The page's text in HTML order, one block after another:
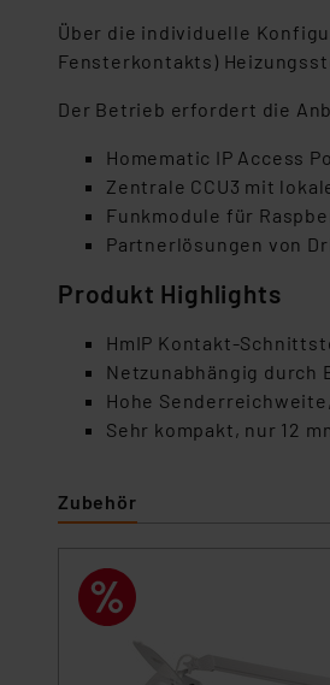
Über die individuelle
Fensterkontakts)
Der Betrieb erfordert die
Homematic IP Access
Zentrale CCU3 mit
Funkmodule für
Partnerlösungen von
Produkt Highlights
HmIP Kontakt-
Netzunabhängig
Hohe
Sehr kompakt, nur 12
Zubehör